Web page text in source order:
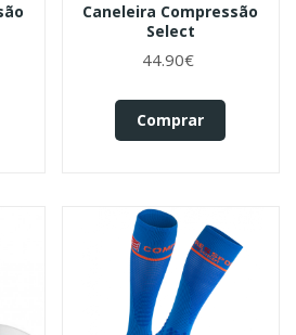
Caneleira Compressão
Select
44.90€
Comprar